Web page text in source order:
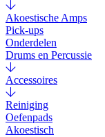
Akoestische Amps
Pick-ups
Onderdelen
Drums en Percussie
Accessoires
Reiniging
Oefenpads
Akoestisch